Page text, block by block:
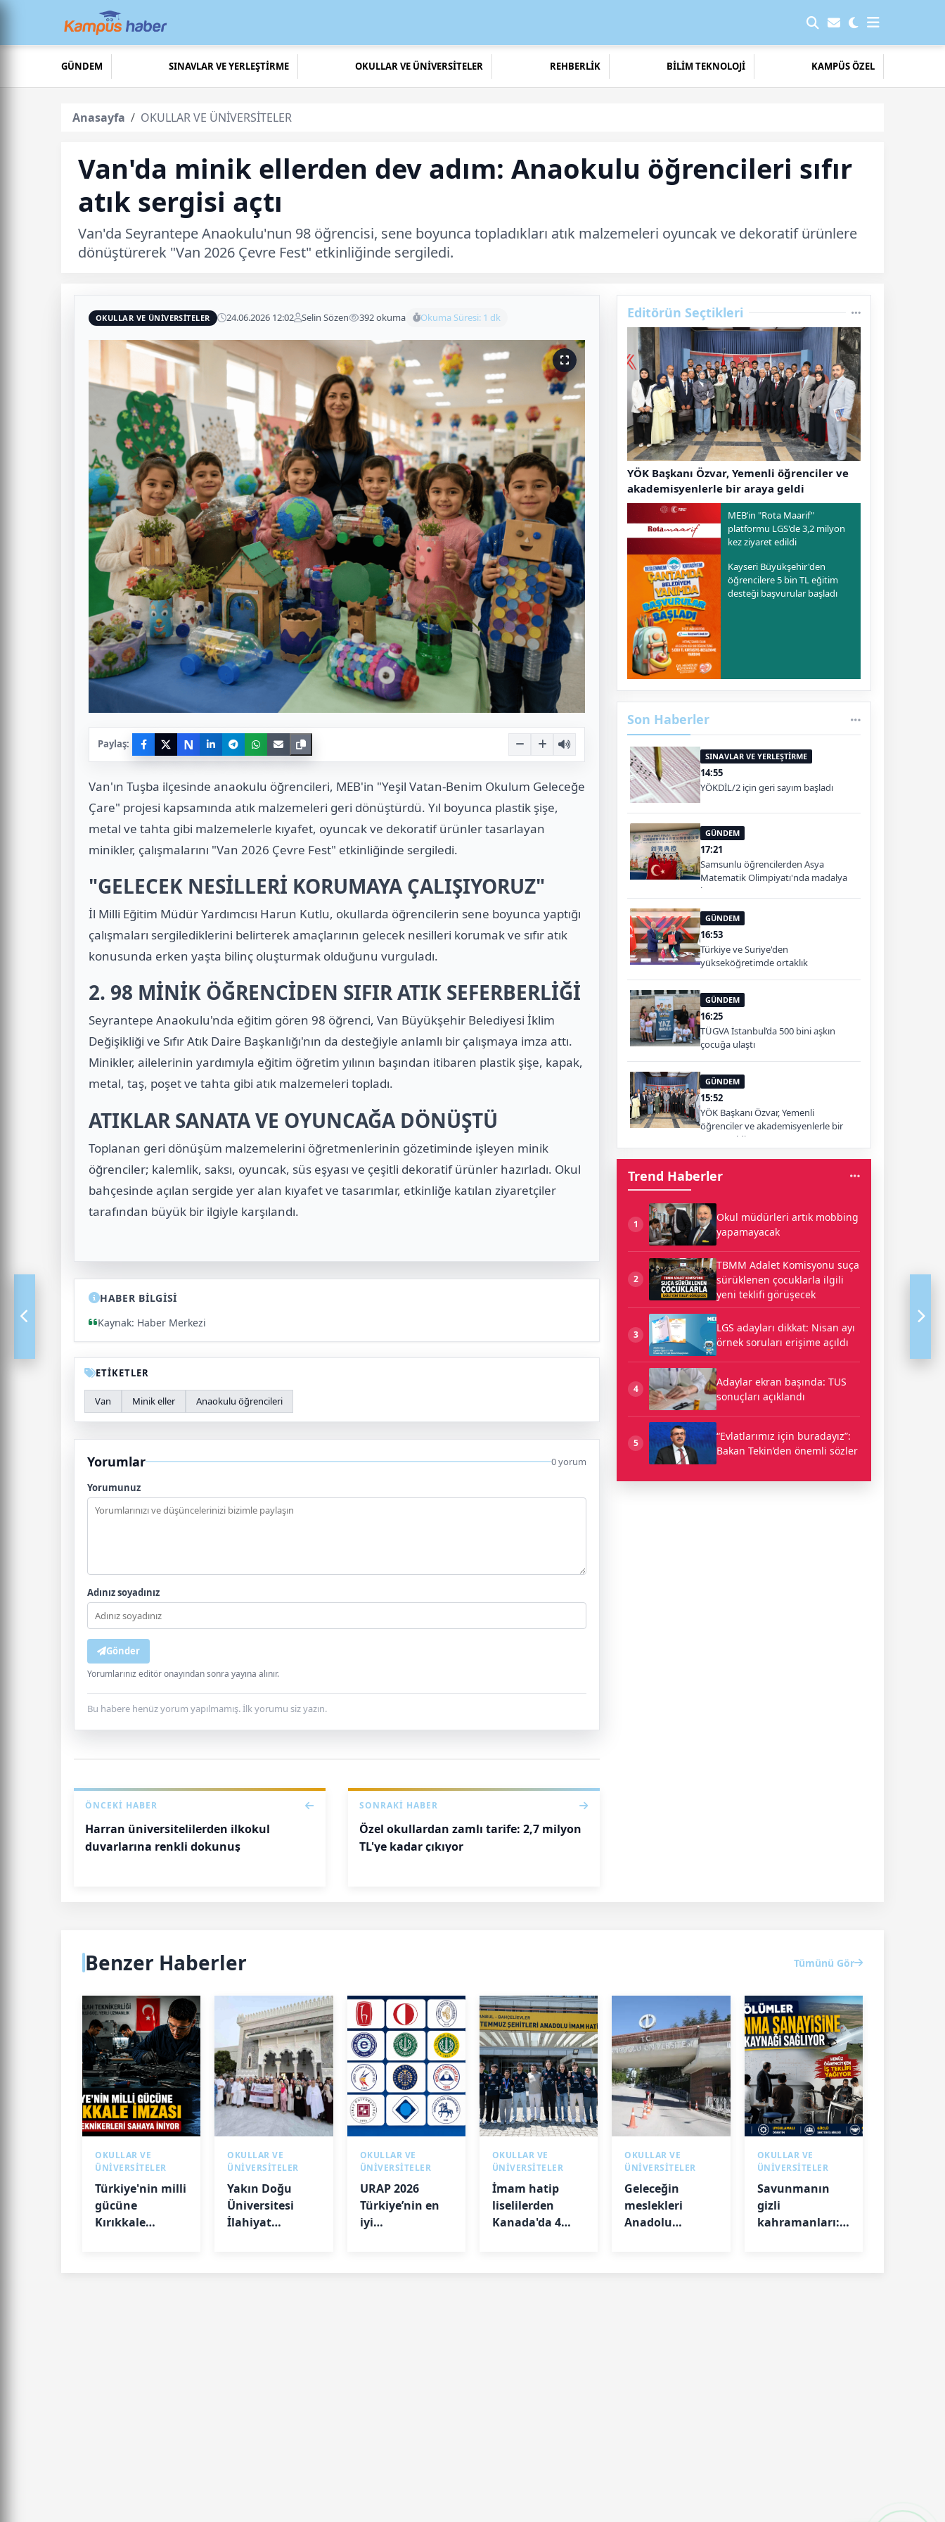
GÜNDEM SINAVLAR VE YERLEŞTİRME OKULLAR VE ÜNİVERSİTELER REHBERLİK BİLİM TEKNOLOJİ KAMPÜS ÖZEL
Anasayfa OKULLAR VE ÜNİVERSİTELER
Van'da minik ellerden dev adım: Anaokulu öğrencileri sıfır
atık sergisi açtı
Van'da Seyrantepe Anaokulu'nun 98 öğrencisi, sene boyunca topladıkları atık malzemeleri oyuncak ve dekoratif ürünlere
dönüştürerek "Van 2026 Çevre Fest" etkinliğinde sergiledi.
OKULLAR VE ÜNİVERSİTELER 24.06.2026 12:02 Selin Sözen 392 okuma Okuma Süresi: 1 dk
Paylaş: N
Van'ın Tuşba ilçesinde anaokulu öğrencileri, MEB'in "Yeşil Vatan-Benim Okulum Geleceğe
Çare" projesi kapsamında atık malzemeleri geri dönüştürdü. Yıl boyunca plastik şişe,
metal ve tahta gibi malzemelerle kıyafet, oyuncak ve dekoratif ürünler tasarlayan
minikler, çalışmalarını "Van 2026 Çevre Fest" etkinliğinde sergiledi.
"GELECEK NESİLLERİ KORUMAYA ÇALIŞIYORUZ"
İl Milli Eğitim Müdür Yardımcısı Harun Kutlu, okullarda öğrencilerin sene boyunca yaptığı
çalışmaları sergilediklerini belirterek amaçlarının gelecek nesilleri korumak ve sıfır atık
konusunda erken yaşta bilinç oluşturmak olduğunu vurguladı.
2. 98 MİNİK ÖĞRENCİDEN SIFIR ATIK SEFERBERLİĞİ
Seyrantepe Anaokulu'nda eğitim gören 98 öğrenci, Van Büyükşehir Belediyesi İklim
Değişikliği ve Sıfır Atık Daire Başkanlığı'nın da desteğiyle anlamlı bir çalışmaya imza attı.
Minikler, ailelerinin yardımıyla eğitim öğretim yılının başından itibaren plastik şişe, kapak,
metal, taş, poşet ve tahta gibi atık malzemeleri topladı.
ATIKLAR SANATA VE OYUNCAĞA DÖNÜŞTÜ
Toplanan geri dönüşüm malzemelerini öğretmenlerinin gözetiminde işleyen minik
öğrenciler; kalemlik, saksı, oyuncak, süs eşyası ve çeşitli dekoratif ürünler hazırladı. Okul
bahçesinde açılan sergide yer alan kıyafet ve tasarımlar, etkinliğe katılan ziyaretçiler
tarafından büyük bir ilgiyle karşılandı.
HABER BİLGİSİ
Kaynak: Haber Merkezi
ETİKETLER
Van Minik eller Anaokulu öğrencileri
Yorumlar 0 yorum
Yorumunuz
Adınız soyadınız
Gönder
Yorumlarınız editör onayından sonra yayına alınır.
Bu habere henüz yorum yapılmamış. İlk yorumu siz yazın.
ÖNCEKI HABER
Harran üniversitelilerden ilkokul
duvarlarına renkli dokunuş
SONRAKI HABER
Özel okullardan zamlı tarife: 2,7 milyon
TL'ye kadar çıkıyor
Editörün Seçtikleri
YÖK Başkanı Özvar, Yemenli öğrenciler ve
akademisyenlerle bir araya geldi
MEB’in "Rota Maarif"
platformu LGS'de 3,2 milyon
kez ziyaret edildi
Kayseri Büyükşehir'den
öğrencilere 5 bin TL eğitim
desteği başvurular başladı
Son Haberler
SINAVLAR VE YERLEŞTİRME
14:55
YÖKDİL/2 için geri sayım başladı
GÜNDEM
17:21
Samsunlu öğrencilerden Asya
Matematik Olimpiyatı'nda madalya
başarısı
GÜNDEM
16:53
Türkiye ve Suriye'den
yükseköğretimde ortaklık
GÜNDEM
16:25
TÜGVA İstanbul’da 500 bini aşkın
çocuğa ulaştı
GÜNDEM
15:52
YÖK Başkanı Özvar, Yemenli
öğrenciler ve akademisyenlerle bir
araya geldi
Trend Haberler
1
Okul müdürleri artık mobbing
yapamayacak
2
TBMM Adalet Komisyonu suça
sürüklenen çocuklarla ilgili
yeni teklifi görüşecek
3
LGS adayları dikkat: Nisan ayı
örnek soruları erişime açıldı
4
Adaylar ekran başında: TUS
sonuçları açıklandı
5
“Evlatlarımız için buradayız”:
Bakan Tekin’den önemli sözler
Benzer Haberler Tümünü Gör
OKULLAR VE
ÜNİVERSİTELER
Türkiye'nin milli
gücüne
Kırıkkale
OKULLAR VE
ÜNİVERSİTELER
Yakın Doğu
Üniversitesi
İlahiyat
OKULLAR VE
ÜNİVERSİTELER
URAP 2026
Türkiye’nin en
iyi
OKULLAR VE
ÜNİVERSİTELER
İmam hatip
liselilerden
Kanada'da 4
OKULLAR VE
ÜNİVERSİTELER
Geleceğin
meslekleri
Anadolu
OKULLAR VE
ÜNİVERSİTELER
Savunmanın
gizli
kahramanları: